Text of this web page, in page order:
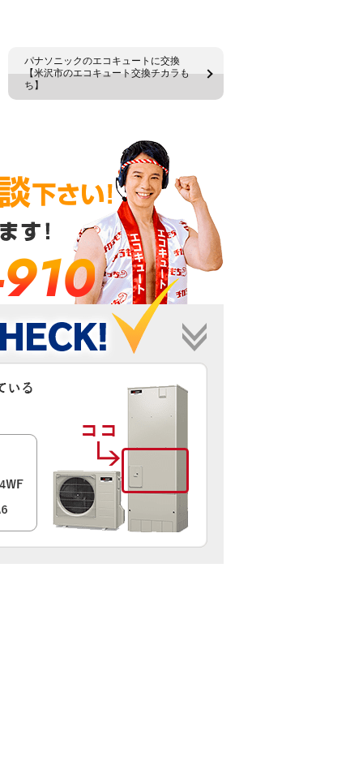
パナソニックのエコキュートに交換
【米沢市のエコキュート交換チカラも
ち】